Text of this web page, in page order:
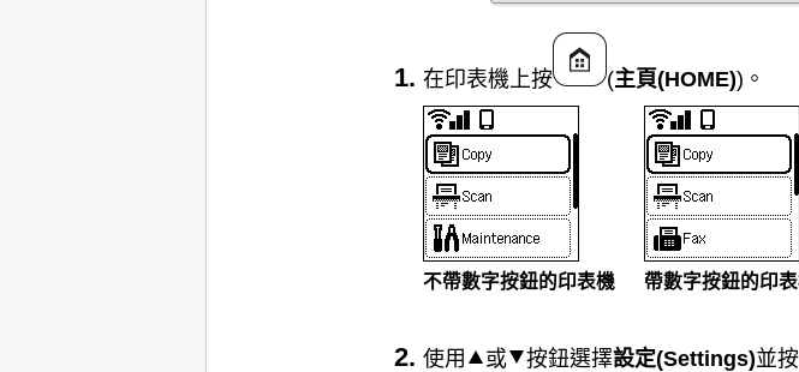
在印表機上按 (主頁(HOME))。
不帶數字按鈕的印表機 帶數字按鈕的印
使用 或 按鈕選擇設定(Settings)並按